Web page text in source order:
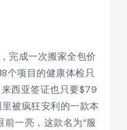
完成一次搬家全包价
个项目的健康体检只
西亚签证也只要$79
被疯狂安利的一款本
前一亮，这款名为“服